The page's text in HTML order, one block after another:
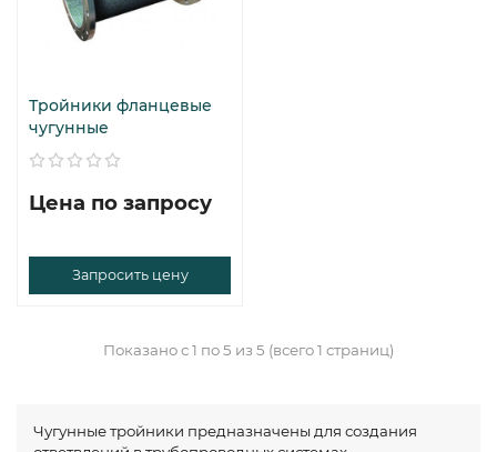
Тройники фланцевые
чугунные
Цена по запросу
Запросить цену
Показано с 1 по 5 из 5 (всего 1 страниц)
Чугунные тройники предназначены для создания